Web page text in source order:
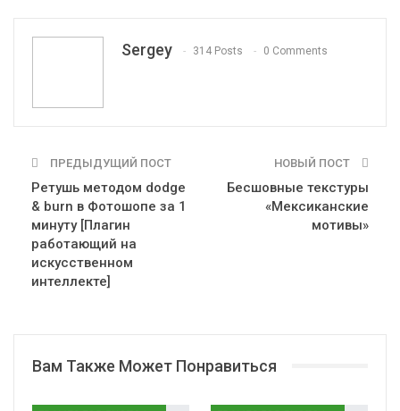
Sergey 314 Posts 0 Comments
ПРЕДЫДУЩИЙ ПОСТ
Ретушь методом dodge
& burn в Фотошопе за 1
минуту [Плагин
работающий на
искусственном
интеллекте]
НОВЫЙ ПОСТ
Бесшовные текстуры
«Мексиканские
мотивы»
Вам Также Может Понравиться